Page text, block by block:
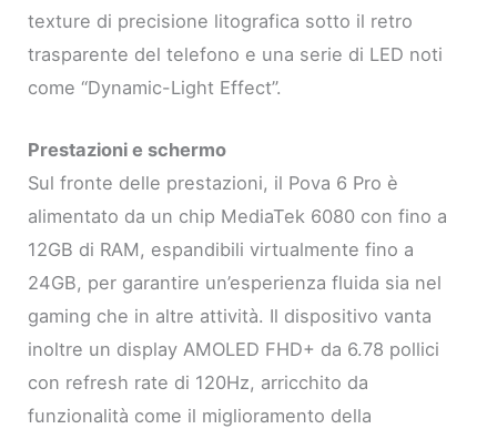
texture di precisione litografica sotto il retro
trasparente del telefono e una serie di LED noti
come “Dynamic-Light Effect”.
Prestazioni e schermo
Sul fronte delle prestazioni, il Pova 6 Pro è
alimentato da un chip MediaTek 6080 con fino a
12GB di RAM, espandibili virtualmente fino a
24GB, per garantire un’esperienza fluida sia nel
gaming che in altre attività. Il dispositivo vanta
inoltre un display AMOLED FHD+ da 6.78 pollici
con refresh rate di 120Hz, arricchito da
funzionalità come il miglioramento della